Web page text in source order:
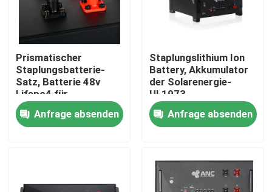
Startseite
Prismatischer
Staplungsbatterie-
Satz, Batterie 48v
Lifepo4 für
Hauptgebrauch
Anfrage absenden
Staplungslithium Ion
Battery, Akkumulator
der Solarenergie-
UL1973
Anfrage absenden